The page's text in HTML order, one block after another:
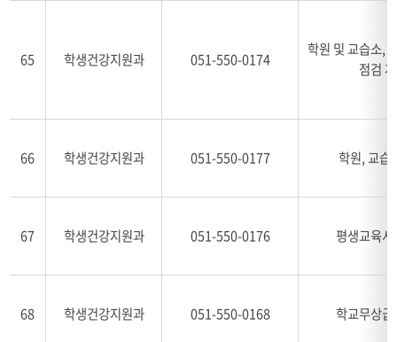
65 학생건강지원과 051-550-0174
학원 및 교습소,
점검
66 학생건강지원과 051-550-0177 학원, 교습
67 학생건강지원과 051-550-0176 평생교육
68 학생건강지원과 051-550-0168 학교무상